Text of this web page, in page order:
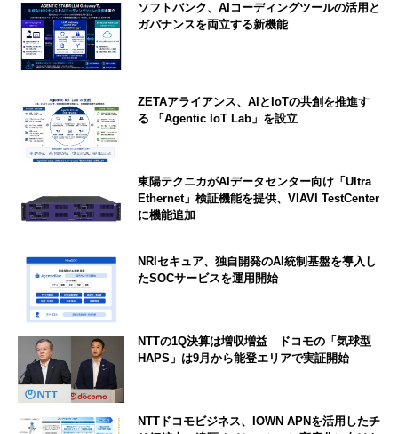
ソフトバンク、AIコーディングツールの活用と
ガバナンスを両立する新機能
ZETAアライアンス、AIとIoTの共創を推進す
る 「Agentic IoT Lab」を設立
東陽テクニカがAIデータセンター向け「Ultra
Ethernet」検証機能を提供、VIAVI TestCenter
に機能追加
NRIセキュア、独自開発のAI統制基盤を導入し
たSOCサービスを運用開始
NTTの1Q決算は増収増益 ドコモの「気球型
HAPS」は9月から能登エリアで実証開始
NTTドコモビジネス、IOWN APNを活用したチ